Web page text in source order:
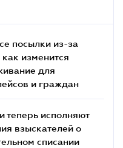
посылки из-за
изменится
для
и граждан
теперь исполняют
взыскателей о
списании